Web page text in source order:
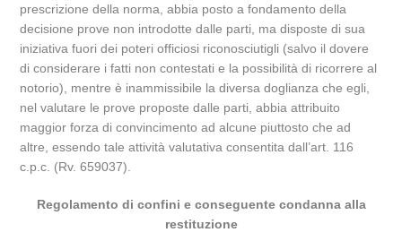
prescrizione della norma, abbia posto a fondamento della
decisione prove non introdotte dalle parti, ma disposte di sua
iniziativa fuori dei poteri officiosi riconosciutigli (salvo il dovere
di considerare i fatti non contestati e la possibilità di ricorrere al
notorio), mentre è inammissibile la diversa doglianza che egli,
nel valutare le prove proposte dalle parti, abbia attribuito
maggior forza di convincimento ad alcune piuttosto che ad
altre, essendo tale attività valutativa consentita dall’art. 116
c.p.c. (Rv. 659037).
Regolamento di confini e conseguente condanna alla
restituzione